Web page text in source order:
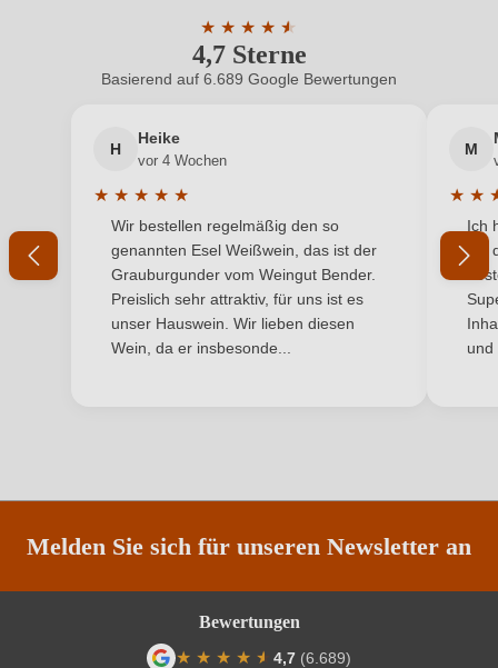
Trocken
Hersteller Sainte Marie des Crozes
SAS Famille Alias, av. des Corbières 50, 11700
Douzens, Frankreich
Passt zu Antipasti, Asiatisch, Rotes Fleisch
Qualität AOP
Neuer Kunde? Neuer Kunde?
Ihre E-Mail-Adresse
Ihr Passwort
Ich habe mein Passwort vergessen
4,7 Sterne
★ ★ ★ ★ ★
★
Durchschnittliche Bewertung von 4.7
Basierend auf 6.689 Google Bewertungen
H
Heike
vor 4 Wochen
★ ★ ★ ★ ★
Durchschnittliche Bewertung von 5 von 5 Sternen
Wir bestellen regelmäßig den so
genannten Esel Weißwein, das ist der
Grauburgunder vom Weingut Bender.
Preislich sehr attraktiv, für uns ist es
unser Hauswein. Wir lieben diesen
Wein, da er insbesonde...
M
★ ★
Ich
mit
und
Melden Sie sich für unseren Newsletter an
Bewertungen
★ ★ ★ ★ ★
★ 4,7 (6.689)